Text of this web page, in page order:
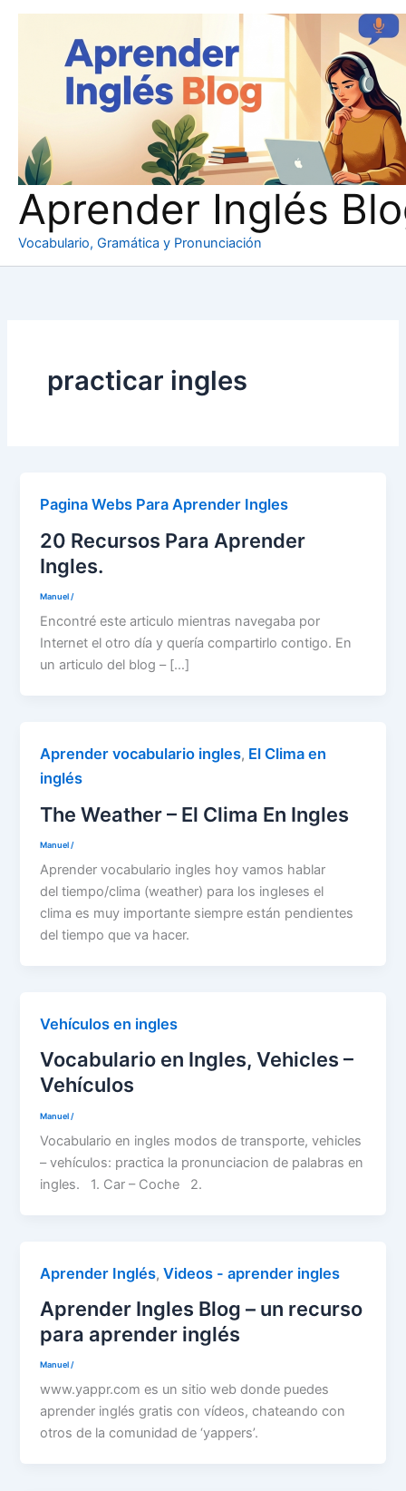
Aprender Inglés
Vocabulario, Gramática y Pronunciación
practicar ingles
Pagina Webs Para Aprender Ingles
20 Recursos Para Aprender
Ingles.
Manuel/
Encontré este articulo mientras navegaba por
Internet el otro día y quería compartirlo contigo. En
un articulo del blog – […]
Aprender vocabulario ingles, El Clima en
inglés
The Weather – El Clima En Ingles
Manuel/
Aprender vocabulario ingles hoy vamos hablar
del tiempo/clima (weather) para los ingleses el
clima es muy importante siempre están pendientes
del tiempo que va hacer.
Vehículos en ingles
Vocabulario en Ingles, Vehicles –
Vehículos
Manuel/
Vocabulario en ingles modos de transporte, vehicles
– vehículos: practica la pronunciacion de palabras en
ingles. 1. Car – Coche 2.
Aprender Inglés,Videos - aprender ingles
Aprender Ingles Blog – un recurso
para aprender inglés
Manuel/
www.yappr.com es un sitio web donde puedes
aprender inglés gratis con vídeos, chateando con
otros de la comunidad de ‘yappers’.